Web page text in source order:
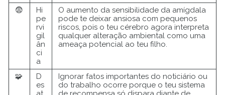
😨
Hi
pe
rvi
gil
ân
ci
a
O aumento da sensibilidade da amígdala
pode te deixar ansiosa com pequenos
riscos, pois o teu cérebro agora interpreta
qualquer alteração ambiental como uma
ameaça potencial ao teu filho.
🧩
D
es
Ignorar fatos importantes do noticiário ou
do trabalho ocorre porque o teu sistema